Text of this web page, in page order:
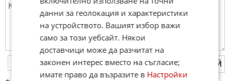
ПУБЛИКУВАЙ
данни за геолокация и характеристики
на устройството. Вашият избор важи
само за този уебсайт. Някои
доставчици може да разчитат на
законен интерес вместо на съгласие;
имате право да възразите в Настройки